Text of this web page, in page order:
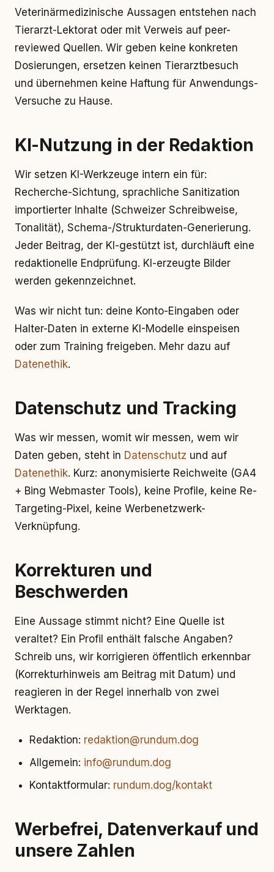
Veterinärmedizinische Aussagen entstehen nach
Tierarzt-Lektorat oder mit Verweis auf peer-
reviewed Quellen. Wir geben keine konkreten
Dosierungen, ersetzen keinen Tierarztbesuch
und übernehmen keine Haftung für Anwendungs-
Versuche zu Hause.
KI-Nutzung in der Redaktion
Wir setzen KI-Werkzeuge intern ein für:
Recherche-Sichtung, sprachliche Sanitization
importierter Inhalte (Schweizer Schreibweise,
Tonalität), Schema-/Strukturdaten-Generierung.
Jeder Beitrag, der KI-gestützt ist, durchläuft eine
redaktionelle Endprüfung. KI-erzeugte Bilder
werden gekennzeichnet.
Was wir nicht tun: deine Konto-Eingaben oder
Halter-Daten in externe KI-Modelle einspeisen
oder zum Training freigeben. Mehr dazu auf
Datenethik.
Datenschutz und Tracking
Was wir messen, womit wir messen, wem wir
Daten geben, steht in Datenschutz und auf
Datenethik. Kurz: anonymisierte Reichweite (GA4
+ Bing Webmaster Tools), keine Profile, keine Re-
Targeting-Pixel, keine Werbenetzwerk-
Verknüpfung.
Korrekturen und
Beschwerden
Eine Aussage stimmt nicht? Eine Quelle ist
veraltet? Ein Profil enthält falsche Angaben?
Schreib uns, wir korrigieren öffentlich erkennbar
(Korrekturhinweis am Beitrag mit Datum) und
reagieren in der Regel innerhalb von zwei
Werktagen.
Redaktion: redaktion@rundum.dog
Allgemein: info@rundum.dog
Kontaktformular: rundum.dog/kontakt
Werbefrei, Datenverkauf und
unsere Zahlen